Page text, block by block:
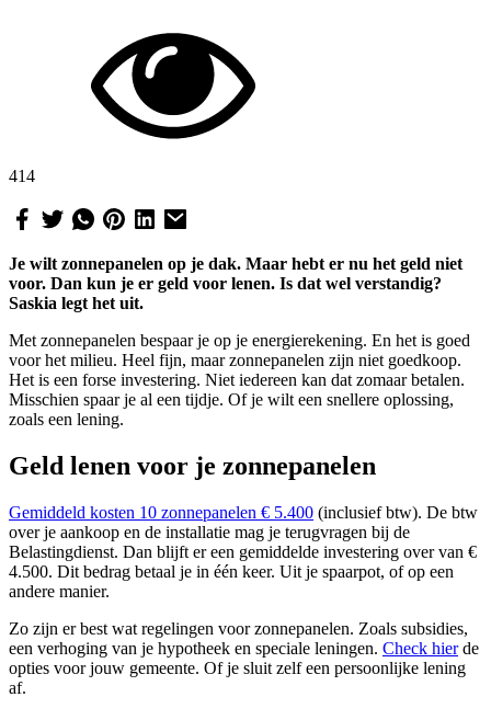
414
Je wilt zonnepanelen op je dak. Maar hebt er nu het geld niet
voor. Dan kun je er geld voor lenen. Is dat wel verstandig?
Saskia legt het uit.
Met zonnepanelen bespaar je op je energierekening. En het is goed
voor het milieu. Heel fijn, maar zonnepanelen zijn niet goedkoop.
Het is een forse investering. Niet iedereen kan dat zomaar betalen.
Misschien spaar je al een tijdje. Of je wilt een snellere oplossing,
zoals een lening.
Geld lenen voor je zonnepanelen
Gemiddeld kosten 10 zonnepanelen € 5.400 (inclusief btw). De btw
over je aankoop en de installatie mag je terugvragen bij de
Belastingdienst. Dan blijft er een gemiddelde investering over van €
4.500. Dit bedrag betaal je in één keer. Uit je spaarpot, of op een
andere manier.
Zo zijn er best wat regelingen voor zonnepanelen. Zoals subsidies,
een verhoging van je hypotheek en speciale leningen. Check hierde
opties voor jouw gemeente. Of je sluit zelf een persoonlijke lening
af.